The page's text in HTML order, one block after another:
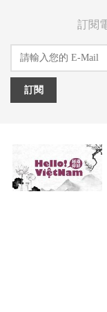
訂閱
訂閱